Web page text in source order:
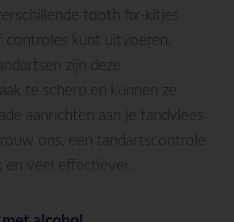
tooth fix-kitjes
controles kunt uitvoeren,
zijn deze
te scherp en kunnen ze
aanrichten aan je tandvlees
ons, een tandartscontrole
en veel effectiever.